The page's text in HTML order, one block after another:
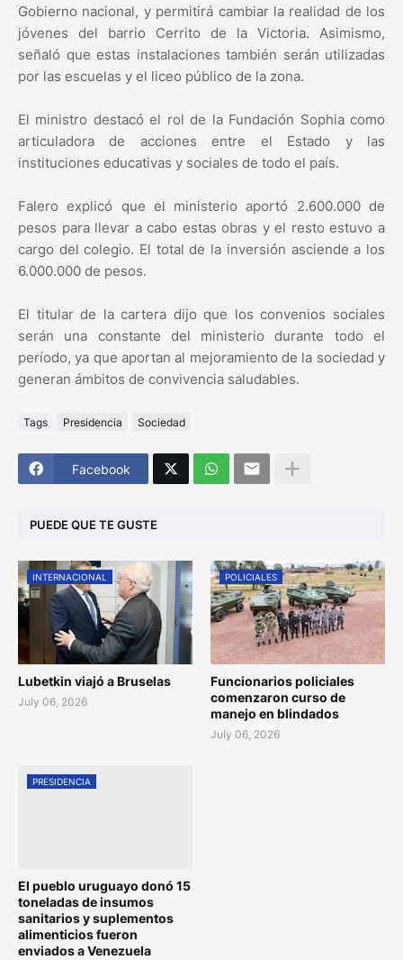
Gobierno nacional, y permitirá cambiar la realidad de los
jóvenes del barrio Cerrito de la Victoria. Asimismo,
señaló que estas instalaciones también serán utilizadas
por las escuelas y el liceo público de la zona.
El ministro destacó el rol de la Fundación Sophia como
articuladora de acciones entre el Estado y las
instituciones educativas y sociales de todo el país.
Falero explicó que el ministerio aportó 2.600.000 de
pesos para llevar a cabo estas obras y el resto estuvo a
cargo del colegio. El total de la inversión asciende a los
6.000.000 de pesos.
El titular de la cartera dijo que los convenios sociales
serán una constante del ministerio durante todo el
período, ya que aportan al mejoramiento de la sociedad y
generan ámbitos de convivencia saludables.
Tags Presidencia Sociedad
Facebook
PUEDE QUE TE GUSTE
INTERNACIONAL
Lubetkin viajó a Bruselas
July 06, 2026
POLICIALES
Funcionarios policiales
comenzaron curso de
manejo en blindados
July 06, 2026
PRESIDENCIA
El pueblo uruguayo donó 15
toneladas de insumos
sanitarios y suplementos
alimenticios fueron
enviados a Venezuela